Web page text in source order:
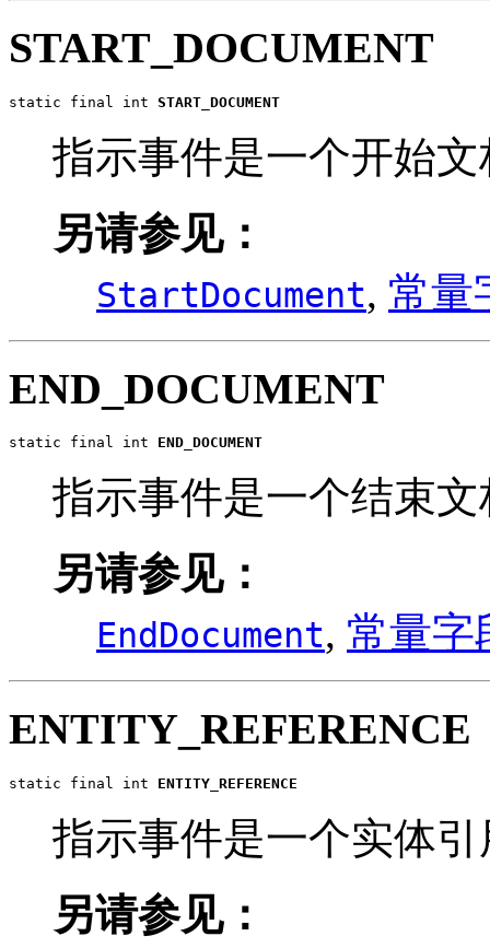
START_DOCUMENT
static final int START_DOCUMENT
指示事件是一个开始文
另请参见：
StartDocument, 常量
END_DOCUMENT
static final int END_DOCUMENT
指示事件是一个结束文
另请参见：
EndDocument, 常量字
ENTITY_REFERENCE
static final int ENTITY_REFERENCE
指示事件是一个实体引
另请参见：